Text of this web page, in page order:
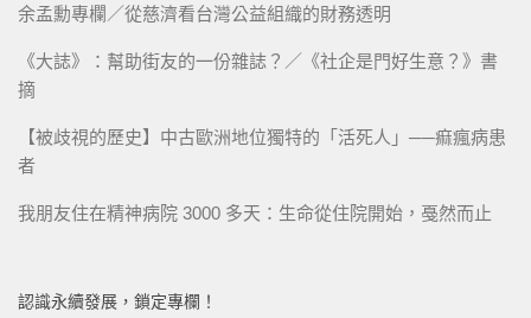
余孟勳專欄／從慈濟看台灣公益組織的財務透明
《大誌》：幫助街友的一份雜誌？／《社企是門好生意？》書
摘
【被歧視的歷史】中古歐洲地位獨特的「活死人」──痲瘋病患
者
我朋友住在精神病院 3000 多天：生命從住院開始，戞然而止
認識永續發展，鎖定專欄！